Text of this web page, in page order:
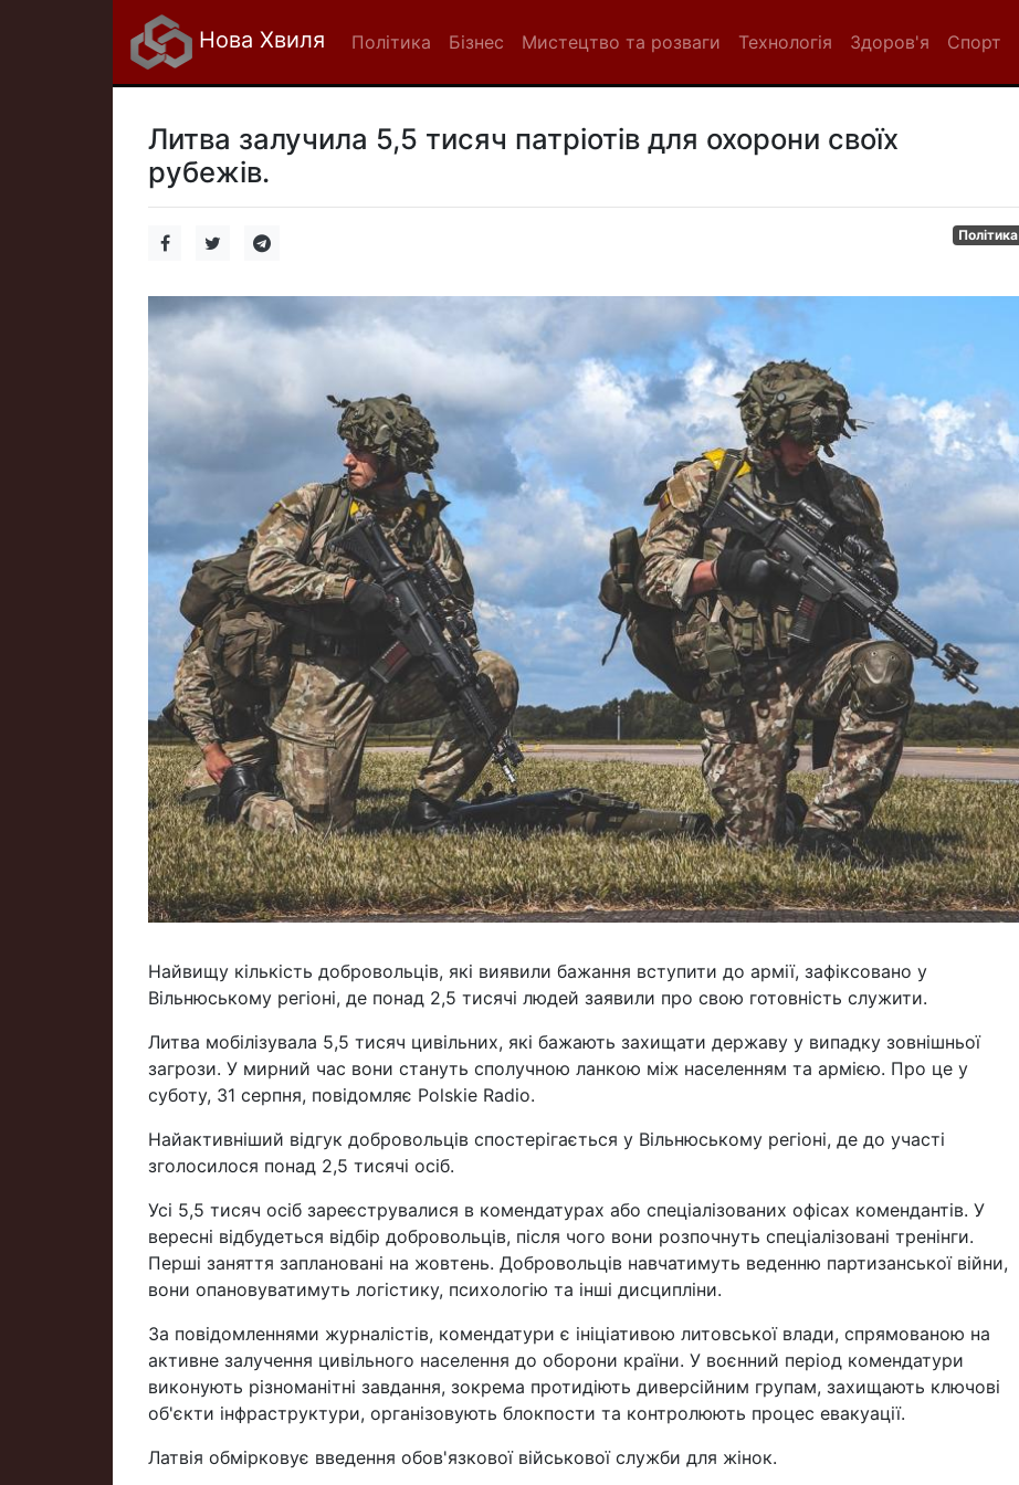
Нова Хвиля Політика Бізнес Мистецтво та розваги Технологія Здоров'я Спорт
Литва залучила 5,5 тисяч патріотів для охорони своїх
рубежів.
Політика
Найвищу кількість добровольців, які виявили бажання вступити до армії, зафіксовано у
Вільнюському регіоні, де понад 2,5 тисячі людей заявили про свою готовність служити.
Литва мобілізувала 5,5 тисяч цивільних, які бажають захищати державу у випадку зовнішньої
загрози. У мирний час вони стануть сполучною ланкою між населенням та армією. Про це у
суботу, 31 серпня, повідомляє Polskie Radio.
Найактивніший відгук добровольців спостерігається у Вільнюському регіоні, де до участі
зголосилося понад 2,5 тисячі осіб.
Усі 5,5 тисяч осіб зареєструвалися в комендатурах або спеціалізованих офісах комендантів. У
вересні відбудеться відбір добровольців, після чого вони розпочнуть спеціалізовані тренінги.
Перші заняття заплановані на жовтень. Добровольців навчатимуть веденню партизанської війни,
вони опановуватимуть логістику, психологію та інші дисципліни.
За повідомленнями журналістів, комендатури є ініціативою литовської влади, спрямованою на
активне залучення цивільного населення до оборони країни. У воєнний період комендатури
виконують різноманітні завдання, зокрема протидіють диверсійним групам, захищають ключові
об'єкти інфраструктури, організовують блокпости та контролюють процес евакуації.
Латвія обмірковує введення обов'язкової військової служби для жінок.